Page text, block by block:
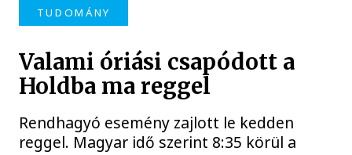
TUDOMÁNY
Valami óriási csapódott a
Holdba ma reggel
Rendhagyó esemény zajlott le kedden
reggel. Magyar idő szerint 8:35 körül a